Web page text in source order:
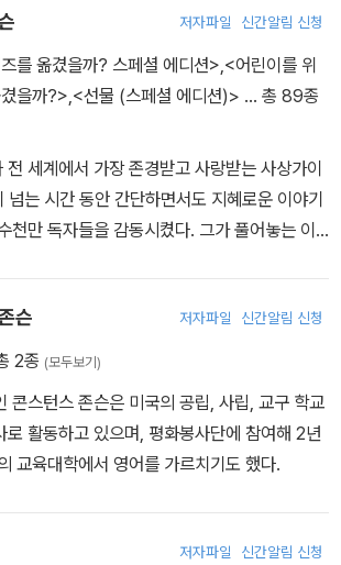
저자파일 신간알림 신청
를 옮겼을까? 스페셜 에디션>,<어린이를 위
을까?>,<선물 (스페셜 에디션)> … 총 89종
세계에서 가장 존경받고 사랑받는 사상가이
는 시간 동안 간단하면서도 지혜로운 이야기
천만 독자들을 감동시켰다. 그가 풀어놓는 이
스트셀러의 명성을 떨치고 있다. 1938년 미국
Dakota)에서 태어났다. 서던캘리포니아대
학(Royal College of Surgeons)에서 의학을
리닉(Mayo Clinic Alix School of Medicin
학전문대학원(Harvard Medical School)에
다. 그는 하버드대학교 경영 전문대학원(Harv
에서 리더십 특별연구원, 케네디 공공정책대
슨 저자파일 신간알림 신청
2종 (모두보기)
콘스턴스 존슨은 미국의 공립, 사립, 교구 학교
로 활동하고 있으며, 평화봉사단에 참여해 2년
교육대학에서 영어를 가르치기도 했다.
저자파일 신간알림 신청